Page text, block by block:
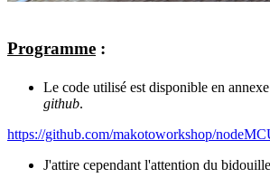
Programme :
Le code utilisé est disponible en
github.
https://github.com/makotoworkshop/
J'attire cependant l'attention du